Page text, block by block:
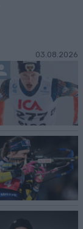
03.08.2026